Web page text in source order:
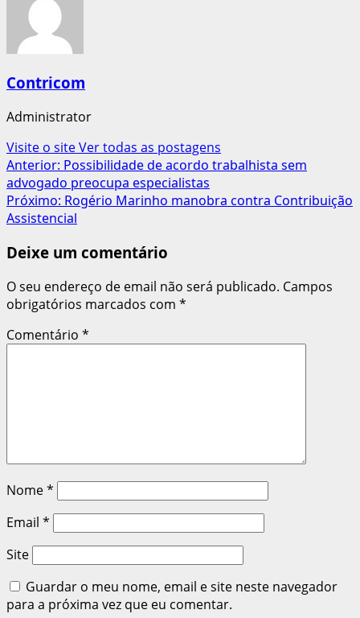
Contricom
Administrator
Visite o siteVer todas as postagens
Navegação
de
artigos
Anterior: Possibilidade de acordo trabalhista sem
advogado preocupa especialistas
Próximo: Rogério Marinho manobra contra Contribuição
Assistencial
Deixe um comentário
O seu endereço de email não será publicado. Campos
obrigatórios marcados com *
Comentário *
Nome*
Email *
Site
Guardar o meu nome, email e site neste navegador
para a próxima vez que eu comentar.